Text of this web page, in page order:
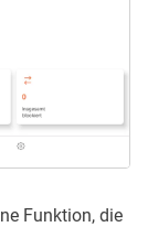
Funktion, die